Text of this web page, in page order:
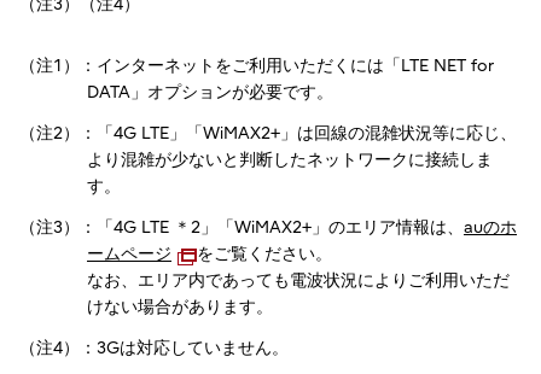
（注3）（注4）
（注1）：インターネットをご利用いただくには「LTE NET for
DATA」オプションが必要です。
（注2）：「4G LTE」「WiMAX2+」は回線の混雑状況等に応じ、
より混雑が少ないと判断したネットワークに接続しま
す。
（注3）：「4G LTE ＊2」「WiMAX2+」のエリア情報は、 auのホ
ームページ
をご覧ください。
なお、エリア内であっても電波状況によりご利用いただ
けない場合があります。
（注4）：3Gは対応していません。